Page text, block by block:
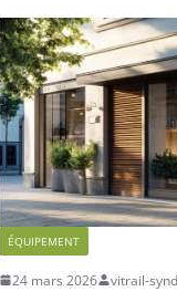
ÉQUIPEMENT
24 mars 2026 vitrail-